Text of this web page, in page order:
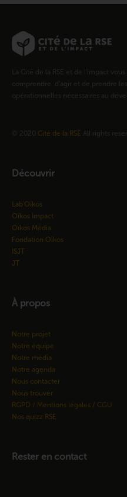
La Cité de la RSE et de l’impact
comprendre, d’agir et de prendre
opérationnelles nécessaires au
© 2020 Cité de la RSE All rights
Découvrir
Lab'Oïkos
Oïkos Impact
Oïkos Média
Fondation Oïkos
ISJT
JT
À propos
Notre projet
Notre équipe
Notre média
Notre agenda
Nous contacter
Nous trouver
RGPD / Mentions légales / CGU
Nos quizz RSE
Rester en contact